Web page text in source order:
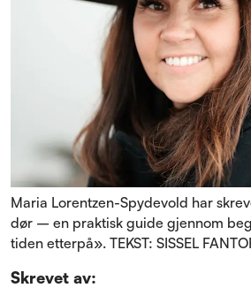
Maria Lorentzen-Spydevold har
dør – en praktisk guide gjennom
tiden etterpå». TEKST: SISSEL
Skrevet av: